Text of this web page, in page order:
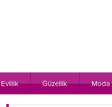
Evlilik Güzellik Moda